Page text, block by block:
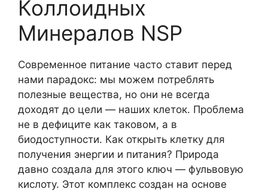
Коллоидных
Минералов NSP
Современное питание часто ставит перед
нами парадокс: мы можем потреблять
полезные вещества, но они не всегда
доходят до цели — наших клеток. Проблема
не в дефиците как таковом, а в
биодоступности. Как открыть клетку для
получения энергии и питания? Природа
давно создала для этого ключ — фульвовую
кислоту. Этот комплекс создан на основе